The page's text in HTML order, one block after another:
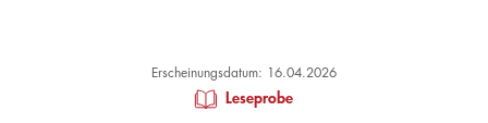
Erscheinungsdatum: 16.04.2026
Leseprobe